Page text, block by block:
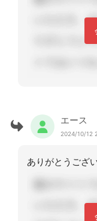
エース
2024/10/12